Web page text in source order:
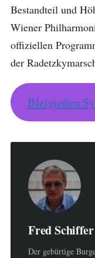
Bestandteil und
Wiener
offiziellen
der
Bleigießen
Fred Schiffer
Der gebürtige